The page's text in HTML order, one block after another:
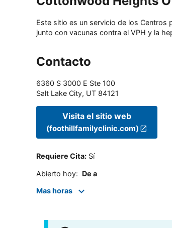
Este sitio es un servicio de los Centros
junto con vacunas contra el VPH y la
Contacto
6360 S 3000 E Ste 100
Salt Lake City, UT 84121
Visita el sitio web
(foothillfamilyclinic.com)
Requiere Cita: Sí
Abierto hoy: De a
Mas horas